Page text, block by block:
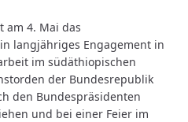
am 4. Mai das
langjähriges Engagement in
im südäthiopischen
der Bundesrepublik
den Bundespräsidenten
und bei einer Feier im